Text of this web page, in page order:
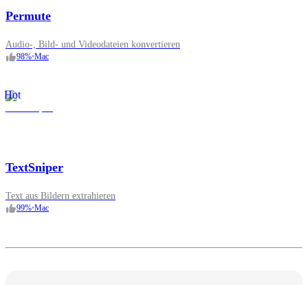
Permute
Audio-, Bild- und Videodateien konvertieren
98%•Mac
Hot
TextSniper
Text aus Bildern extrahieren
99%•Mac